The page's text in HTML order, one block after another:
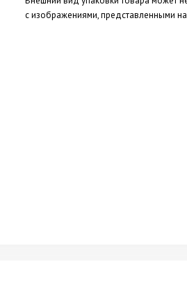
с изображениями, представленными на